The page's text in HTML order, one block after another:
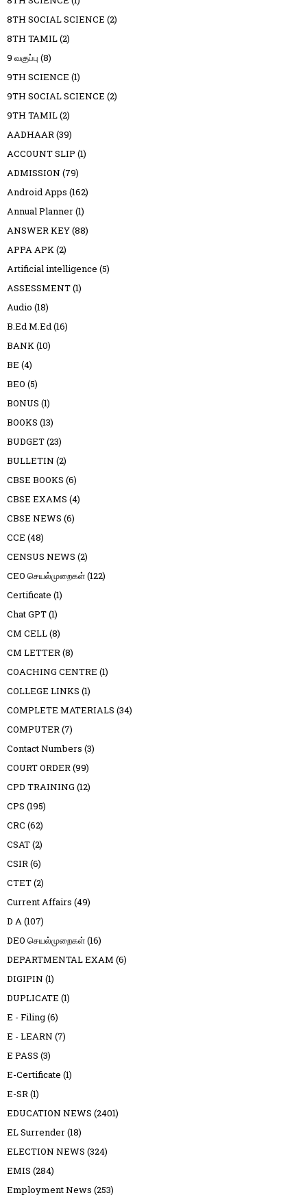
8TH SOCIAL SCIENCE (2)
8TH TAMIL(2)
9 வகுப்பு (8)
9TH SCIENCE (1)
9TH SOCIAL SCIENCE (2)
9TH TAMIL(2)
AADHAAR(39)
ACCOUNT SLIP (1)
ADMISSION (79)
Android Apps (162)
Annual Planner(1)
ANSWER KEY(88)
APPA APK(2)
Artificial intelligence (5)
ASSESSMENT(1)
Audio (18)
B.Ed M.Ed(16)
BANK(10)
BE (4)
BEO (5)
BONUS (1)
BOOKS (13)
BUDGET(23)
BULLETIN (2)
CBSE BOOKS (6)
CBSE EXAMS (4)
CBSE NEWS (6)
CCE (48)
CENSUS NEWS (2)
CEO செயல்முறைகள்(122)
Certificate (1)
Chat GPT(1)
CM CELL(8)
CM LETTER(8)
COACHING CENTRE (1)
COLLEGE LINKS (1)
COMPLETE MATERIALS (34)
COMPUTER(7)
Contact Numbers (3)
COURT ORDER(99)
CPD TRAINING (12)
CPS (195)
CRC (62)
CSAT(2)
CSIR(6)
CTET(2)
Current Affairs (49)
D A(107)
DEO செயல்முறைகள்(16)
DEPARTMENTAL EXAM (6)
DIGIPIN (1)
DUPLICATE (1)
E - Filing(6)
E - LEARN (7)
E PASS (3)
E-Certificate (1)
E-SR(1)
EDUCATION NEWS (2401)
EL Surrender(18)
ELECTION NEWS (324)
EMIS (284)
Employment News (253)